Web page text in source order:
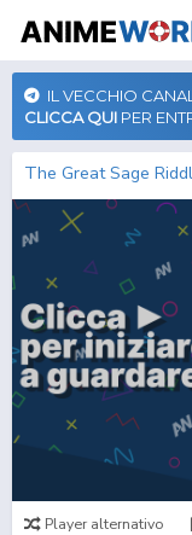
IL VECCHIO
CLICCA QUI PER
The Great Sage
Player alternativo